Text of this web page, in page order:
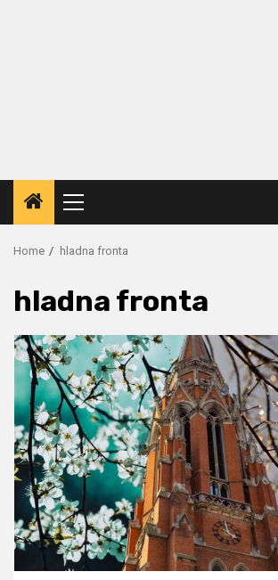
Primary
Menu
Home hladna fronta
hladna fronta